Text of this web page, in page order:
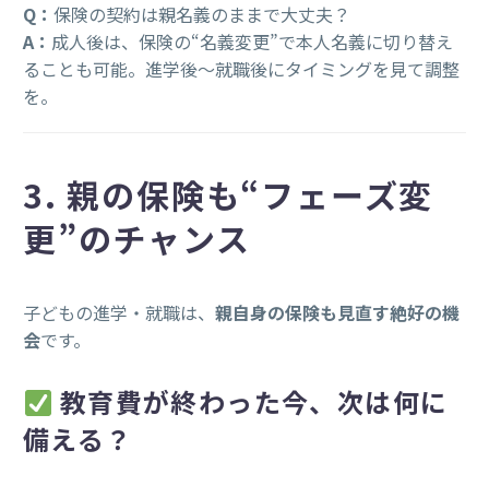
Q： 保険の契約は親名義のままで大丈夫？
A： 成人後は、保険の“名義変更”で本人名義に切り替え
ることも可能。進学後〜就職後にタイミングを見て調整
を。
3. 親の保険も“フェーズ変
更”のチャンス
子どもの進学・就職は、 親自身の保険も見直す絶好の機
会です。
教育費が終わった今、次は何に
備える？